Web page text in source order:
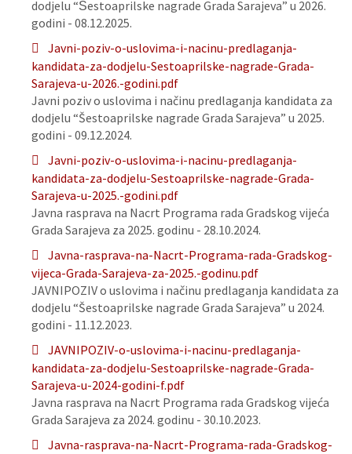
dodjelu “Šestoaprilske nagrade Grada Sarajeva” u 2026.
godini - 08.12.2025.
Javni-poziv-o-uslovima-i-nacinu-predlaganja-
kandidata-za-dodjelu-Sestoaprilske-nagrade-Grada-
Sarajeva-u-2026.-godini.pdf
Javni poziv o uslovima i načinu predlaganja kandidata za
dodjelu “Šestoaprilske nagrade Grada Sarajeva” u 2025.
godini - 09.12.2024.
Javni-poziv-o-uslovima-i-nacinu-predlaganja-
kandidata-za-dodjelu-Sestoaprilske-nagrade-Grada-
Sarajeva-u-2025.-godini.pdf
Javna rasprava na Nacrt Programa rada Gradskog vijeća
Grada Sarajeva za 2025. godinu - 28.10.2024.
Javna-rasprava-na-Nacrt-Programa-rada-Gradskog-
vijeca-Grada-Sarajeva-za-2025.-godinu.pdf
JAVNIPOZIV o uslovima i načinu predlaganja kandidata za
dodjelu “Šestoaprilske nagrade Grada Sarajeva” u 2024.
godini - 11.12.2023.
JAVNIPOZIV-o-uslovima-i-nacinu-predlaganja-
kandidata-za-dodjelu-Sestoaprilske-nagrade-Grada-
Sarajeva-u-2024-godini-f.pdf
Javna rasprava na Nacrt Programa rada Gradskog vijeća
Grada Sarajeva za 2024. godinu - 30.10.2023.
Javna-rasprava-na-Nacrt-Programa-rada-Gradskog-